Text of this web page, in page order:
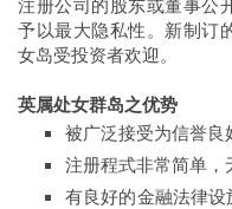
予以最大隐私性。新制订
女岛受投资者欢迎。
英属处女群岛之优势
被广泛接受为信誉良
注册程式非常简单
有良好的金融法律